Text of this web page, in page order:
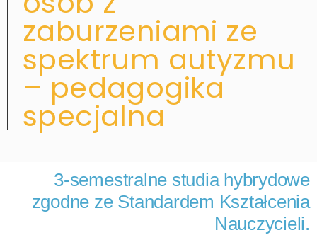
zaburzeniami ze
spektrum autyzmu
– pedagogika
specjalna
3-semestralne studia hybrydowe
zgodne ze Standardem Kształcenia
Nauczycieli.